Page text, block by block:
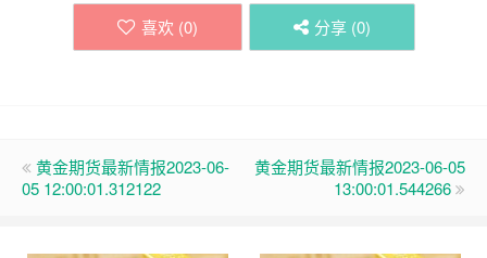
喜欢 (0) 分享 (0)
黄金期货最新情报2023-06-
05 12:00:01.312122
黄金期货最新情报2023-06-05
13:00:01.544266